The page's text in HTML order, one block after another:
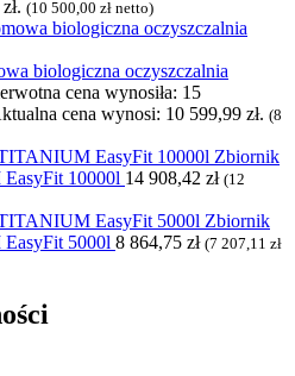
(10 500,00 zł netto)
biologiczna oczyszczalnia
cena wynosiła: 15
cena wynosi: 10 599,99 zł. (8
Zbiornik
10000l 14 908,42 zł (12
Zbiornik
5000l 8 864,75 zł (7 207,11 zł